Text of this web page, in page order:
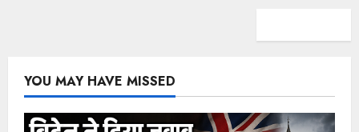
YOU MAY HAVE MISSED